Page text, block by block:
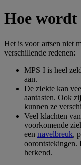
Hoe wordt
Het is voor artsen niet
verschillende redenen:
MPS I is heel
aan.
De ziekte kan
aantasten. Ook
kunnen ze
Veel klachten
voorkomende
een navelbreuk,
oorontstekingen.
herkend.